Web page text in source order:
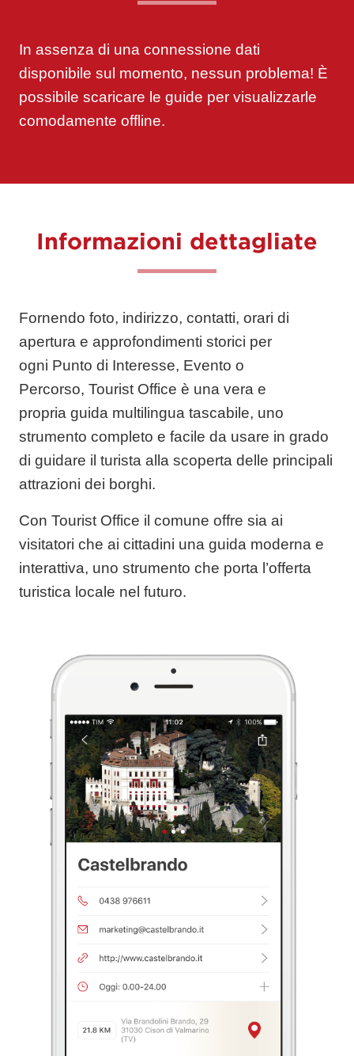
In assenza di una connessione dati
disponibile sul momento, nessun problema! È
possibile scaricare le guide per visualizzarle
comodamente offline.
Informazioni dettagliate
Fornendo foto, indirizzo, contatti, orari di
apertura e approfondimenti storici per
ogni Punto di Interesse, Evento o
Percorso, Tourist Office è una vera e
propria guida multilingua tascabile, uno
strumento completo e facile da usare in grado
di guidare il turista alla scoperta delle principali
attrazioni dei borghi.
Con Tourist Office il comune offre sia ai
visitatori che ai cittadini una guida moderna e
interattiva, uno strumento che porta l’offerta
turistica locale nel futuro.